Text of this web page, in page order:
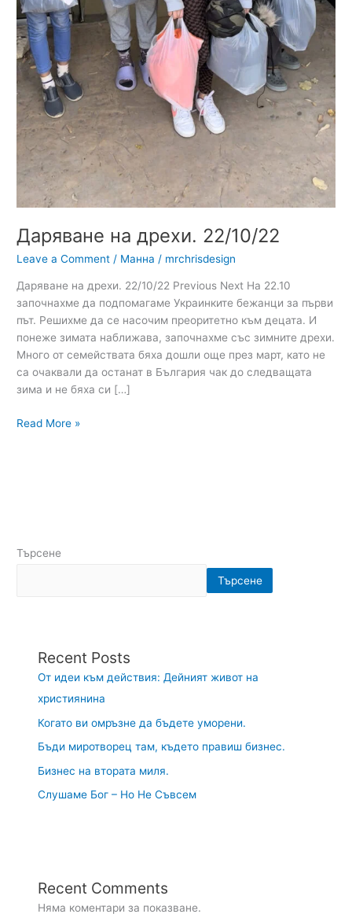
Даряване на дрехи. 22/10/22
Leave a Comment / Манна / mrchrisdesign
Даряване на дрехи. 22/10/22 Previous Next На 22.10
започнахме да подпомагаме Украинките бежанци за първи
път. Решихме да се насочим преоритетно към децата. И
понеже зимата наближава, започнахме със зимните дрехи.
Много от семействата бяха дошли още през март, като не
са очаквали да останат в България чак до следващата
зима и не бяха си […]
Read More »
Търсене
Търсене
Recent Posts
От идеи към действия: Дейният живот на
християнина
Когато ви омръзне да бъдете уморени.
Бъди миротворец там, където правиш бизнес.
Бизнес на втората миля.
Слушаме Бог – Но Не Съвсем
Recent Comments
Няма коментари за показване.